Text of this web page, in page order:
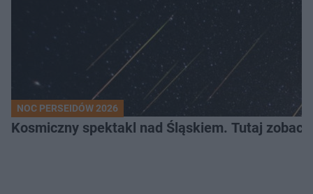
NOC PERSEIDÓW 2026
Kosmiczny spektakl nad Śląskiem. Tutaj